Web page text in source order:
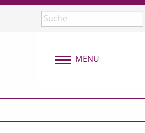
Überspringen und zum Inhalt
Seite durchsuchen:
MENU MENU